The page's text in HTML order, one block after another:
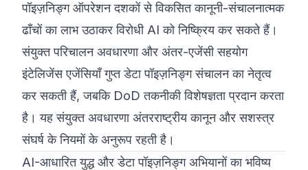
पॉइज़निङ्ग ऑपरेशन दशकों से विकसित कानूनी-संचालनात्मक
ढाँचों का लाभ उठाकर विरोधी AI को निष्क्रिय कर सकते हैं।
संयुक्त परिचालन अवधारणा और अंतर-एजेंसी सहयोग
इंटेलिजेंस एजेंसियाँ गुप्त डेटा पॉइज़निङ्ग संचालन का नेतृत्व
कर सकती हैं, जबकि DoD तकनीकी विशेषज्ञता प्रदान करता
है। यह संयुक्त अवधारणा अंतरराष्ट्रीय कानून और सशस्त्र
संघर्ष के नियमों के अनुरूप रहती है।
AI-आधारित युद्ध और डेटा पॉइज़निङ्ग अभियानों का भविष्य